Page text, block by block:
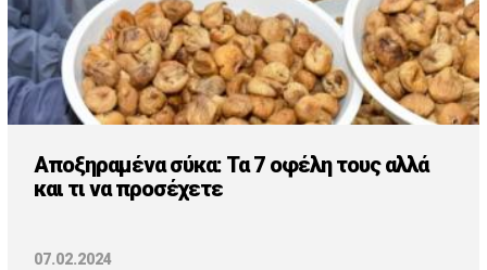
Αποξηραμένα σύκα: Τα 7 οφέλη τους αλλά
και τι να προσέχετε
07.02.2024